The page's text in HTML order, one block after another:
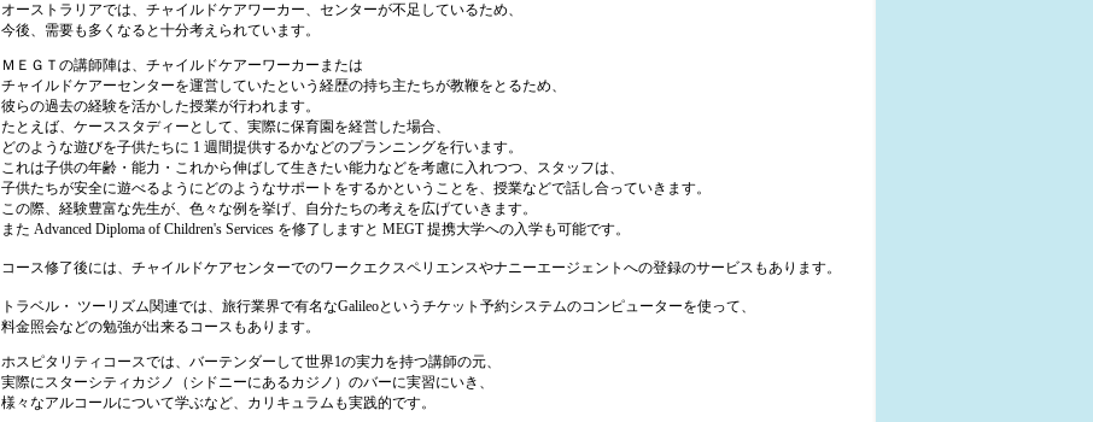
オーストラリアでは、チャイルドケアワーカー、センターが不足しているため、
今後、需要も多くなると十分考えられています。
ＭＥＧＴの講師陣は、チャイルドケアーワーカーまたは
チャイルドケアーセンターを運営していたという経歴の持ち主たちが教鞭をとるため、
彼らの過去の経験を活かした授業が行われます。
たとえば、ケーススタディーとして、実際に保育園を経営した場合、
どのような遊びを子供たちに 1 週間提供するかなどのプランニングを行います。
これは子供の年齢・能力・これから伸ばして生きたい能力などを考慮に入れつつ、スタッフは、
子供たちが安全に遊べるようにどのようなサポートをするかということを、授業などで話し合っていきます。
この際、経験豊富な先生が、色々な例を挙げ、自分たちの考えを広げていきます。
また Advanced Diploma of Children's Services を修了しますと MEGT 提携大学への入学も可能です。
コース修了後には、チャイルドケアセンターでのワークエクスペリエンスやナニーエージェントへの登録のサービスもあります。
トラベル・ ツーリズム関連では、旅行業界で有名なGalileoというチケット予約システムのコンピューターを使って、
料金照会などの勉強が出来るコースもあります。
ホスピタリティコースでは、バーテンダーして世界1の実力を持つ講師の元、
実際にスターシティカジノ（シドニーにあるカジノ）のバーに実習にいき、
様々なアルコールについて学ぶなど、カリキュラムも実践的です。